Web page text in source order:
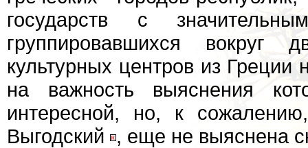
государств с
группировавшихся вокруг
культурных центров из
на важность выяснения
интересной, но, к
Выгодский
, еще не выяснена